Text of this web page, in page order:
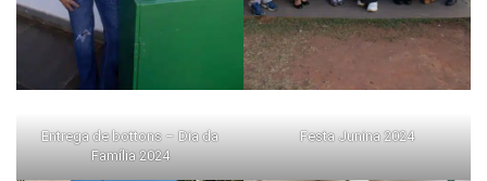
Entrega de bottons – Dia da
Família 2024
Festa Junina 2024